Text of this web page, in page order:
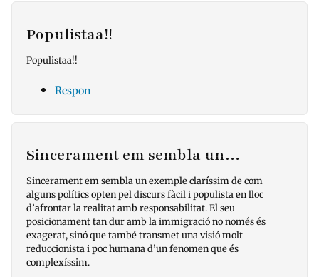
Populistaa!!
Populistaa!!
Respon
Sincerament em sembla un…
Sincerament em sembla un exemple claríssim de com
alguns polítics opten pel discurs fàcil i populista en lloc
d’afrontar la realitat amb responsabilitat. El seu
posicionament tan dur amb la immigració no només és
exagerat, sinó que també transmet una visió molt
reduccionista i poc humana d’un fenomen que és
complexíssim.